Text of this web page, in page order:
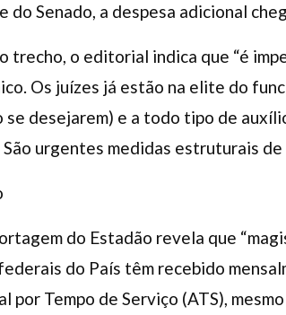
do Senado, a despesa adicional
trecho, o editorial indica que “é
Os juízes já estão na elite do
se desejarem) e a todo tipo de
São urgentes medidas estruturais de
do Estadão revela que
do País têm recebido
por Tempo de Serviço (ATS),